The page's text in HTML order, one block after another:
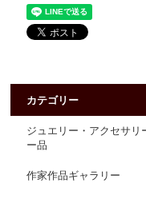
カテゴリー
ジュエリー・アクセサリ
ー品
作家作品ギャラリー